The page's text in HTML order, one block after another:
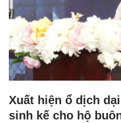
Xuất hiện ổ dịch
sinh kế cho hộ